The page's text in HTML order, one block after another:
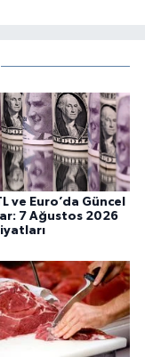
ve Euro’da Güncel
7 Ağustos 2026